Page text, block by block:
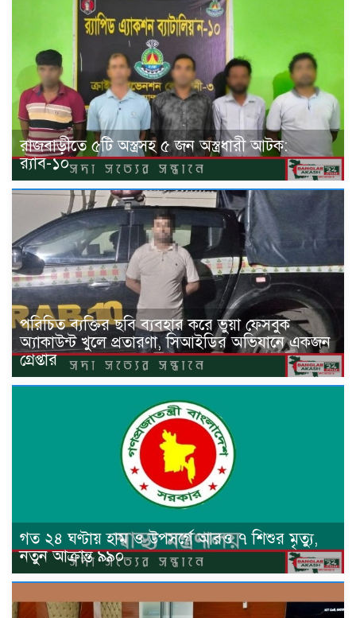
রাজবাড়ীতে ৫টি অস্ত্রসহ ৫ জন অস্ত্রধারী আটক:
র‍্যাব-১০
পরিচিত ব্যক্তির ছবি ব্যবহার করে ভুয়া ফেসবুক
অ্যাকাউন্ট খুলে প্রতারণা, সিআইডির অভিযানে একজন
গ্রেপ্তার
গত ২৪ ঘণ্টায় হাম ও উপসর্গে আরও ৭ শিশুর মৃত্যু,
নতুন আক্রান্ত ৯৯০